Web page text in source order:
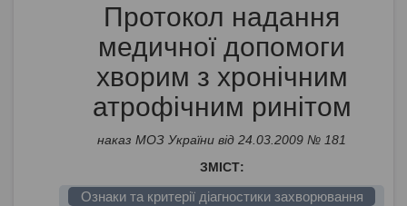
Протокол надання
медичної допомоги
хворим з хронічним
атрофічним ринітом
наказ МОЗ України від 24.03.2009 № 181
ЗМІСТ:
Ознаки та критерії діагностики захворювання